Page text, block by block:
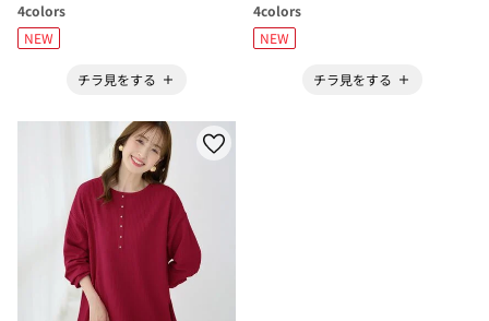
4colors
NEW
チラ見をする
4colors
NEW
チラ見をする